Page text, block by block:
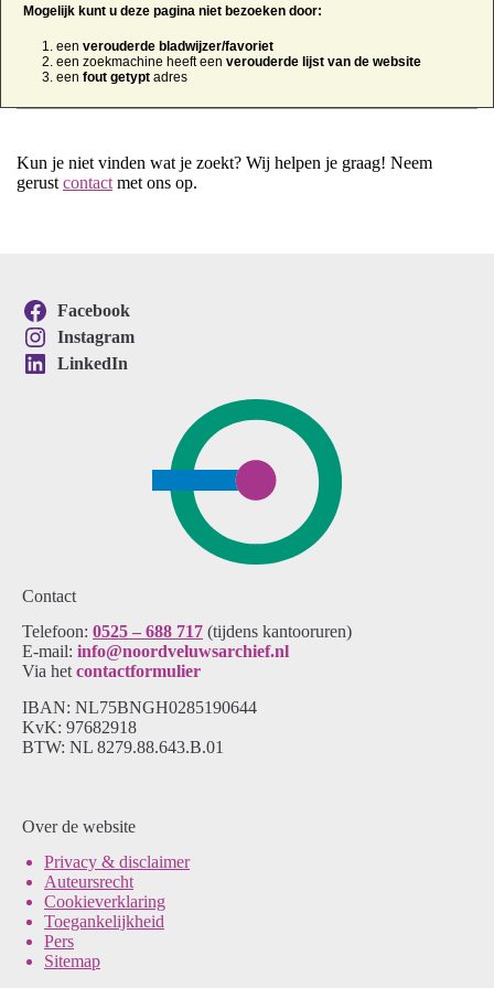
Mogelijk kunt u deze pagina niet bezoeken door:
een verouderde bladwijzer/favoriet
een zoekmachine heeft een verouderde lijst van de website
een fout getypt adres
Kun je niet vinden wat je zoekt? Wij helpen je graag! Neem
gerust contact met ons op.
Contact
Telefoon: 0525 – 688 717 (tijdens kantooruren)
E-mail: info@noordveluwsarchief.nl
Via het contactformulier
IBAN: NL75BNGH0285190644
KvK: 97682918
BTW: NL 8279.88.643.B.01
Over de website
Privacy & disclaimer
Auteursrecht
Cookieverklaring
Toegankelijkheid
Pers
Sitemap
Facebook
Instagram
LinkedIn